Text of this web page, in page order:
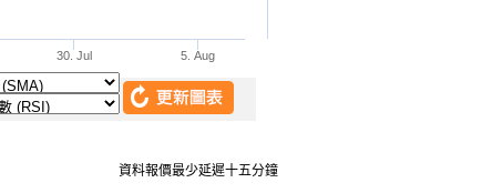
資料報價最少延遲十五分鐘